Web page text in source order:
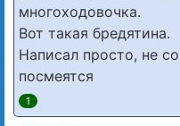
многоходовочка.
Вот такая бредятина.
Написал просто, не
посмеятся
1